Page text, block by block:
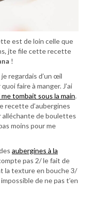
est de loin celle que
jte file cette recette
!
je regardais d’un œil
faire à manger. J’ai
tombait sous la main.
recette d’aubergines
alléchante de boulettes
moins pour me
aubergines à la
pas 2/ le fait de
la texture en bouche 3/
de ne pas t’en